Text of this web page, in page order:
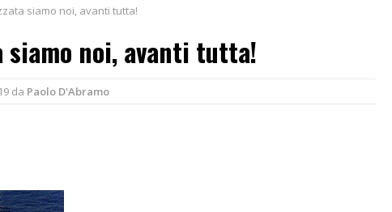
siamo noi, avanti tutta!
siamo noi, avanti tutta!
da Paolo D'Abramo